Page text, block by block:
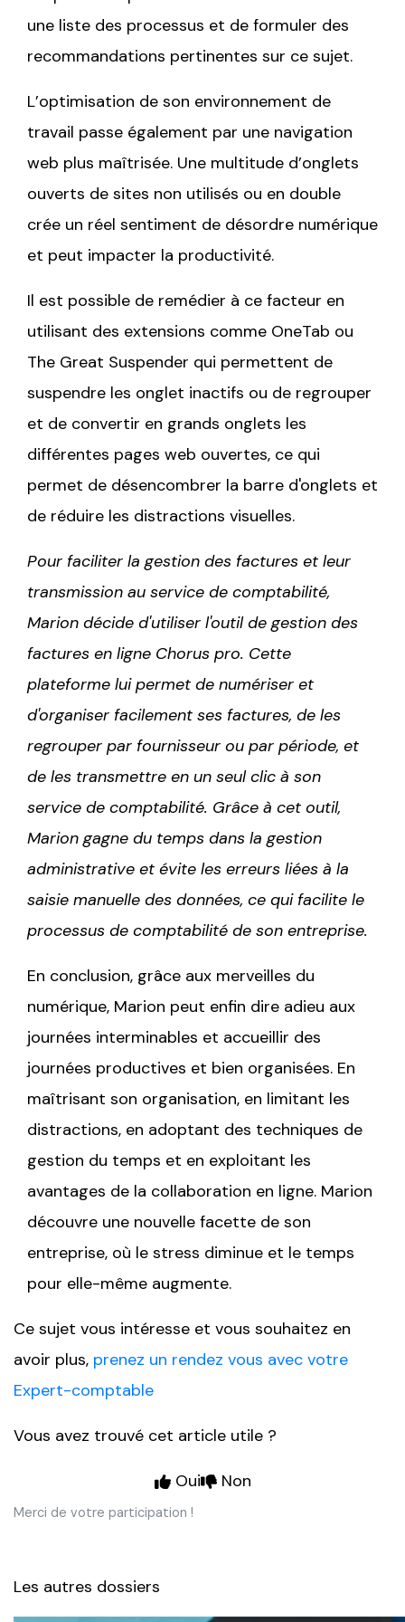
une liste des processus et de formuler des
recommandations pertinentes sur ce sujet.
L’optimisation de son environnement de
travail passe également par une navigation
web plus maîtrisée. Une multitude d’onglets
ouverts de sites non utilisés ou en double
crée un réel sentiment de désordre numérique
et peut impacter la productivité.
Il est possible de remédier à ce facteur en
utilisant des extensions comme OneTab ou
The Great Suspender qui permettent de
suspendre les onglet inactifs ou de regrouper
et de convertir en grands onglets les
différentes pages web ouvertes, ce qui
permet de désencombrer la barre d'onglets et
de réduire les distractions visuelles.
Pour faciliter la gestion des factures et leur
transmission au service de comptabilité,
Marion décide d'utiliser l'outil de gestion des
factures en ligne Chorus pro. Cette
plateforme lui permet de numériser et
d'organiser facilement ses factures, de les
regrouper par fournisseur ou par période, et
de les transmettre en un seul clic à son
service de comptabilité. Grâce à cet outil,
Marion gagne du temps dans la gestion
administrative et évite les erreurs liées à la
saisie manuelle des données, ce qui facilite le
processus de comptabilité de son entreprise.
En conclusion, grâce aux merveilles du
numérique, Marion peut enfin dire adieu aux
journées interminables et accueillir des
journées productives et bien organisées. En
maîtrisant son organisation, en limitant les
distractions, en adoptant des techniques de
gestion du temps et en exploitant les
avantages de la collaboration en ligne. Marion
découvre une nouvelle facette de son
entreprise, où le stress diminue et le temps
pour elle-même augmente.
Ce sujet vous intéresse et vous souhaitez en
avoir plus, prenez un rendez vous avec votre
Expert-comptable
Vous avez trouvé cet article utile ?
Oui Non
Merci de votre participation !
Les autres dossiers